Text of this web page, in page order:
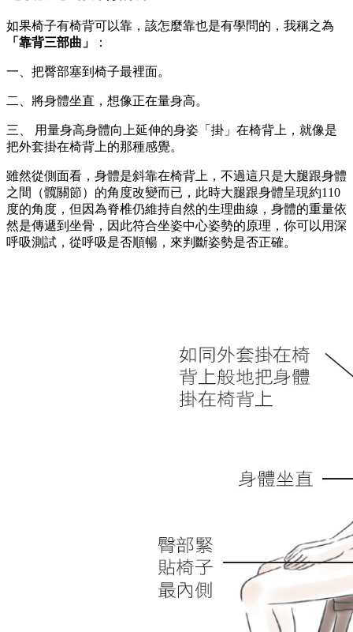
如果椅子有椅背可以靠，該怎麼靠也是有學問的，我稱之為
「靠背三部曲」
：
一、把臀部塞到椅子最裡面。
二、將身體坐直，想像正在量身高。
三、 用量身高身體向上延伸的身姿「掛」在椅背上，就像是
把外套掛在椅背上的那種感覺。
雖然從側面看，身體是斜靠在椅背上，不過這只是大腿跟身體
之間（髖關節）的角度改變而已，此時大腿跟身體呈現約110
度的角度，但因為脊椎仍維持自然的生理曲線，身體的重量依
然是傳遞到坐骨，因此符合坐姿中心姿勢的原理，你可以用深
呼吸測試，從呼吸是否順暢，來判斷姿勢是否正確。